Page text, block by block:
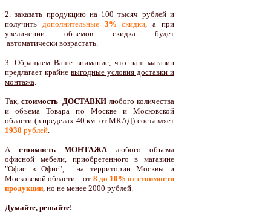
2. заказать продукцию на 100 тысяч рублей и
получить дополнительные3% скидки , а при
увеличении объемов скидка будет
автоматически возрастать.
3. Обращаем Ваше внимание, что наш магазин
предлагает крайне выгодные условия доставки и
монтажа
Так, стоимость ДОСТАВКИ любого количества
и объема Товара по Москве и Московской
области (в пределах 40 км. от МКАД) составляет
1930 рублей
А стоимость МОНТАЖА любого объема
офисной мебели, приобретенного в магазине
"Офис в Офис", на территории Москвы и
Московской области - от 8 до 10% от стоимости
продукции но не менее 2000 рублей.
Думайте, решайте!